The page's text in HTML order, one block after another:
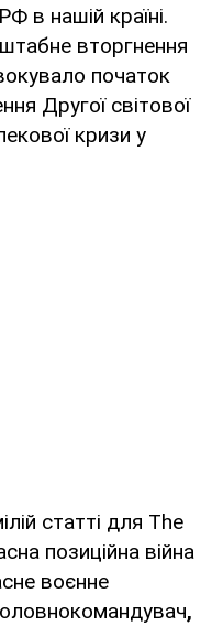
в нашій країні.
вторгнення
початок
Другої світової
кризи у
статті для The
позиційна війна
воєнне
,